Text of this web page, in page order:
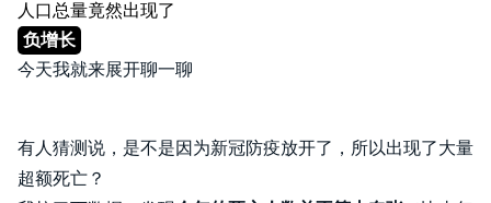
人口总量竟然出现了
负增长
今天我就来展开聊一聊
有人猜测说，是不是因为新冠防疫放开了，所以出现了大量
超额死亡？